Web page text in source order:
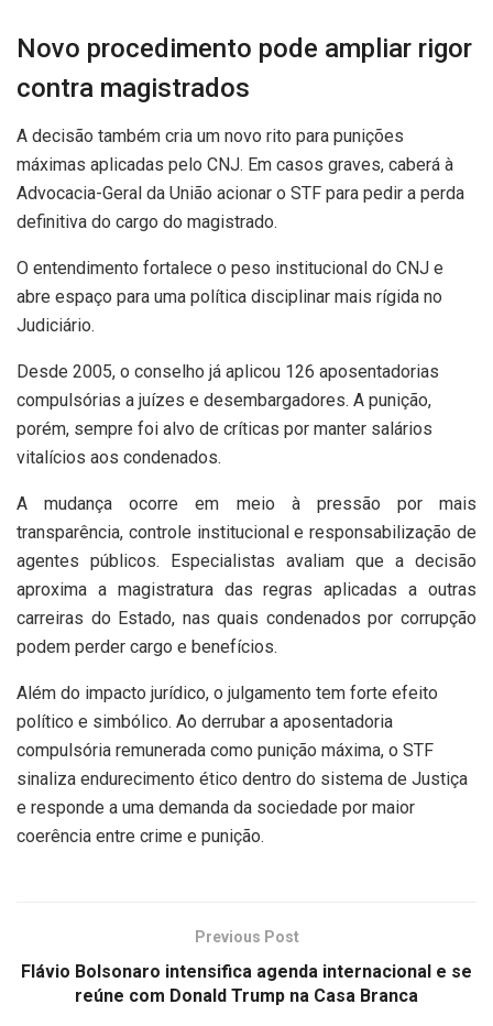
Novo procedimento pode ampliar rigor
contra magistrados
A decisão também cria um novo rito para punições
máximas aplicadas pelo CNJ. Em casos graves, caberá à
Advocacia-Geral da União acionar o STF para pedir a perda
definitiva do cargo do magistrado.
O entendimento fortalece o peso institucional do CNJ e
abre espaço para uma política disciplinar mais rígida no
Judiciário.
Desde 2005, o conselho já aplicou 126 aposentadorias
compulsórias a juízes e desembargadores. A punição,
porém, sempre foi alvo de críticas por manter salários
vitalícios aos condenados.
A mudança ocorre em meio à pressão por mais
transparência, controle institucional e responsabilização de
agentes públicos. Especialistas avaliam que a decisão
aproxima a magistratura das regras aplicadas a outras
carreiras do Estado, nas quais condenados por corrupção
podem perder cargo e benefícios.
Além do impacto jurídico, o julgamento tem forte efeito
político e simbólico. Ao derrubar a aposentadoria
compulsória remunerada como punição máxima, o STF
sinaliza endurecimento ético dentro do sistema de Justiça
e responde a uma demanda da sociedade por maior
coerência entre crime e punição.
Previous Post
Flávio Bolsonaro intensifica agenda internacional e se
reúne com Donald Trump na Casa Branca